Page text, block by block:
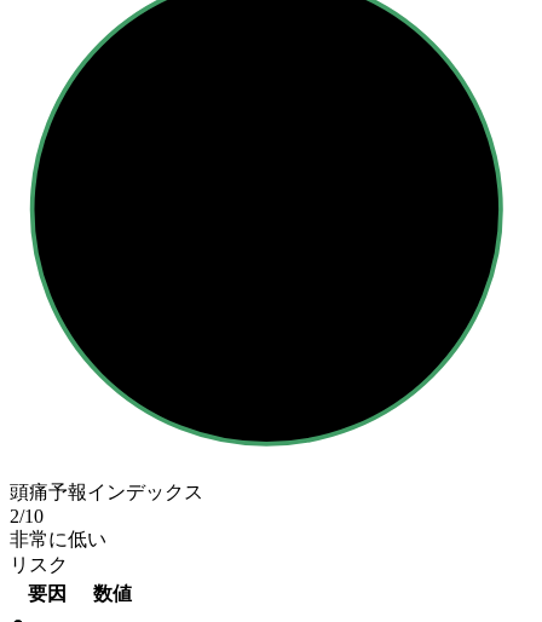
頭痛予報インデックス
2/10
非常に低い
リスク
要因
数値